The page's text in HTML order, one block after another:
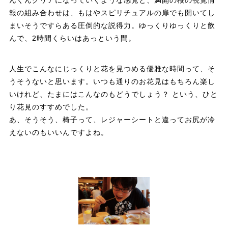
報の組み合わせは、もはやスピリチュアルの扉でも開いてし
まいそうですらある圧倒的な説得力。ゆっくりゆっくりと飲
んで、2時間くらいはあっという間。
人生でこんなにじっくりと花を見つめる優雅な時間って、そ
うそうないと思います。いつも通りのお花見はもちろん楽し
いけれど、たまにはこんなのもどうでしょう？ という、ひと
り花見のすすめでした。
あ、そうそう、椅子って、レジャーシートと違ってお尻が冷
えないのもいいんですよね。